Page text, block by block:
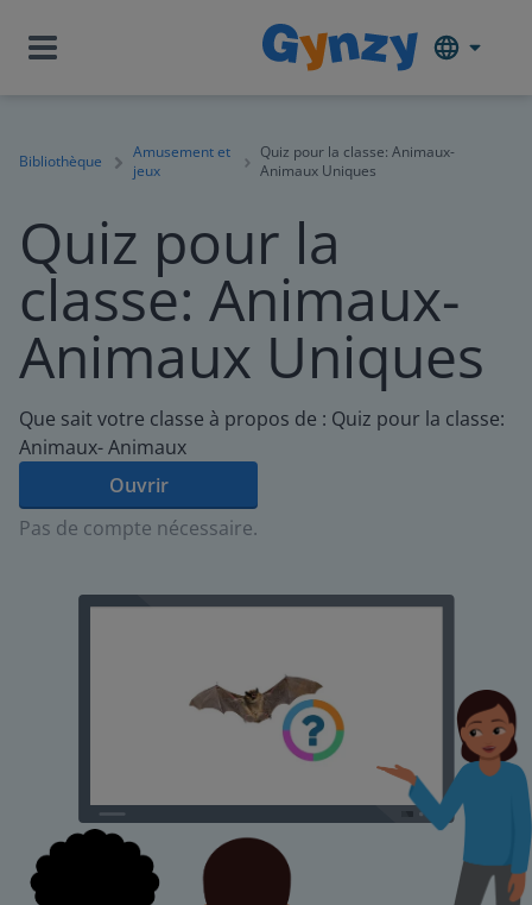
Bibliothèque
Amusement et
jeux
Quiz pour la classe: Animaux-
Animaux Uniques
Quiz pour la
classe: Animaux-
Animaux Uniques
Que sait votre classe à propos de : Quiz pour la classe:
Animaux- Animaux
Ouvrir
Pas de compte nécessaire.